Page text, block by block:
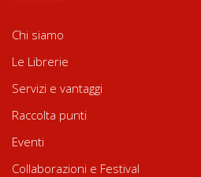
Chi siamo
Le Librerie
Servizi e vantaggi
Raccolta punti
Eventi
Collaborazioni e Festival